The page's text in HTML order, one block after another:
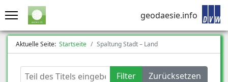
geodaesie.info
Aktuelle Seite: Startseite Spaltung Stadt – Land
Teil des Titels eingeben Filter
Zurücksetzen